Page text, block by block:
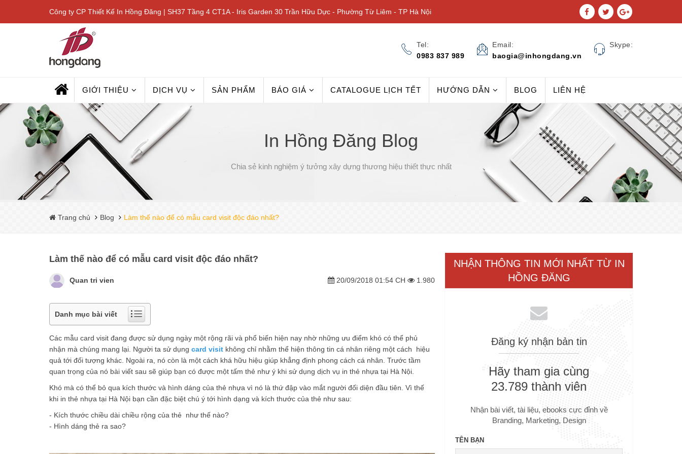
Công ty CP Thiết Kế In Hồng Đăng | SH37 Tầng 4 CT1A - Iris Garden 30 Trần Hữu Dực - Phường Từ Liêm - TP Hà Nội
Tel:
0983 837 989
Email:
baogia@inhongdang.vn
Skype:
GIỚI THIỆU DỊCH VỤ SẢN PHẨM BÁO GIÁ CATALOGUE LỊCH TẾT HƯỚNG DẪN BLOG LIÊN HỆ
In Hồng Đăng Blog
Chia sẻ kinh nghiệm ý tưởng xây dựng thương hiệu thiết thực nhất
Trang chủ Blog Làm thế nào để có mẫu card visit độc đáo nhất?
Làm thế nào để có mẫu card visit độc đáo nhất?
Quan tri vien 20/09/2018 01:54 CH 1.980
Danh mục bài viết
Các mẫu card visit đang được sử dụng ngày một rộng rãi và phổ biến hiện nay nhờ những ưu điểm khó có thể phủ
nhận mà chúng mang lại. Người ta sử dụng card visit không chỉ nhằm thể hiện thông tin cá nhân riêng một cách hiệu
quả tới đối tượng khác. Ngoài ra, nó còn là một cách khá hữu hiệu giúp khẳng định phong cách cá nhân. Trước tầm
quan trọng của nó bài viết sau sẽ giúp bạn có được một tấm thẻ như ý khi sử dụng dịch vụ in thẻ nhựa tại Hà Nội.
Khó mà có thể bỏ qua kích thước và hình dáng của thẻ nhựa vì nó là thứ đập vào mắt người đối diện đầu tiên. Vì thế
khi in thẻ nhựa tại Hà Nội bạn cần đặc biệt chú ý tới hình dạng và kích thước của thẻ như sau:
- Kích thước chiều dài chiều rộng của thẻ như thế nào?
- Hình dáng thẻ ra sao?
NHẬN THÔNG TIN MỚI NHẤT TỪ IN
HỒNG ĐĂNG
Đăng ký nhận bản tin
Hãy tham gia cùng
23.789 thành viên
Nhận bài viết, tài liệu, ebooks cực đỉnh về
Branding, Marketing, Design
TÊN BẠN